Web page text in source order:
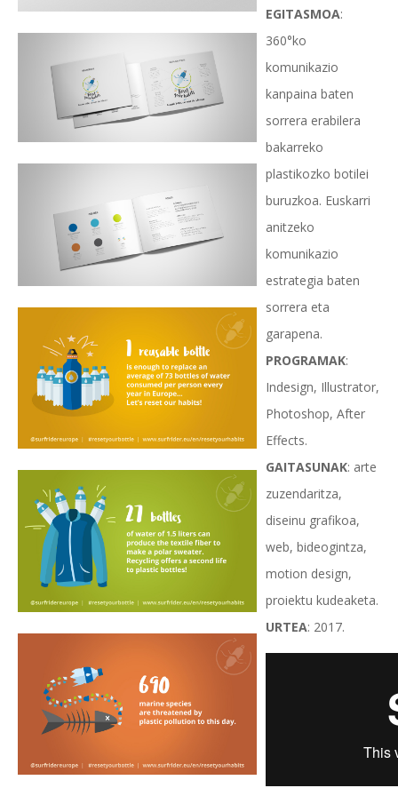
EGITASMOA:
360°ko
komunikazio
kanpaina baten
sorrera erabilera
bakarreko
plastikozko botilei
buruzkoa. Euskarri
anitzeko
komunikazio
estrategia baten
sorrera eta
garapena.
PROGRAMAK:
Indesign, Illustrator,
Photoshop, After
Effects.
GAITASUNAK: arte
zuzendaritza,
diseinu grafikoa,
web, bideogintza,
motion design,
proiektu kudeaketa.
URTEA: 2017.